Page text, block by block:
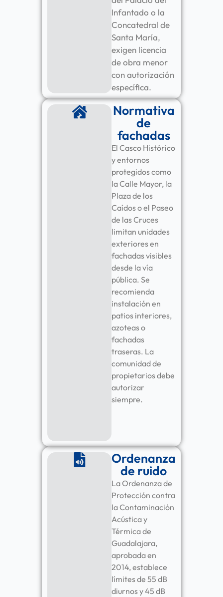
Infantado o la
Concatedral de
Santa María,
exigen licencia
de obra menor
con autorización
específica.
Normativa
de
fachadas
El Casco Histórico
y entornos
protegidos como
la Calle Mayor, la
Plaza de los
Caídos o el Paseo
de las Cruces
limitan unidades
exteriores en
fachadas visibles
desde la vía
pública. Se
recomienda
instalación en
patios interiores,
azoteas o
fachadas
traseras. La
comunidad de
propietarios debe
autorizar
siempre.
Ordenanza
de ruido
La Ordenanza de
Protección contra
la Contaminación
Acústica y
Térmica de
Guadalajara,
aprobada en
2014, establece
límites de 55 dB
diurnos y 45 dB